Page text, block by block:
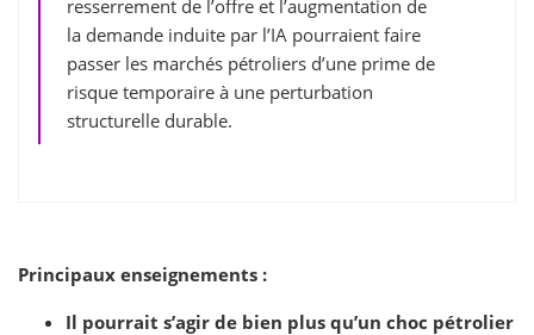
resserrement de l’offre et l’augmentation de
la demande induite par l’IA pourraient faire
passer les marchés pétroliers d’une prime de
risque temporaire à une perturbation
structurelle durable.
Principaux enseignements :
Il pourrait s’agir de bien plus qu’un choc pétrolier